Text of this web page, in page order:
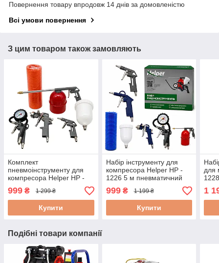
Повернення товару впродовж 14 днів за домовленістю
Всі умови повернення
З цим товаром також замовляють
Комплект
пневмоінструменту для
компресора Helper HP -
пневмоінструментів 5 в 1
999 ₴ 1 299 ₴
Купити
Набір інструменту для
компресора Helper HP -
1226 5 м пневматичний
фарбування
999₴ 1 199 ₴
Купити
для
сто
1
Подібні товари компанії